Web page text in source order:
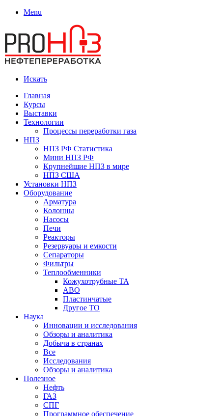
Menu
Искать
Главная
Курсы
Выставки
Технологии
Процессы переработки газа
НПЗ
НПЗ РФ Статистика
Мини НПЗ РФ
Крупнейшие НПЗ в мире
НПЗ США
Установки НПЗ
Оборудование
Арматура
Колонны
Насосы
Печи
Реакторы
Резервуары и емкости
Сепараторы
Фильтры
Теплообменники
Кожухотрубные ТА
АВО
Пластинчатые
Другое ТО
Наука
Инновации и исследования
Обзоры и аналитика
Добыча в странах
Все
Исследования
Обзоры и аналитика
Полезное
Нефть
ГАЗ
СПГ
Программное обеспечение